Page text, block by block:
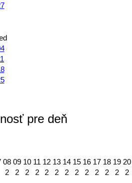
pre deň
08 09 10 11 12 13 14 15 16 17 18 19 20
2 2 2 2 2 2 2 2 2 2 2 2 2